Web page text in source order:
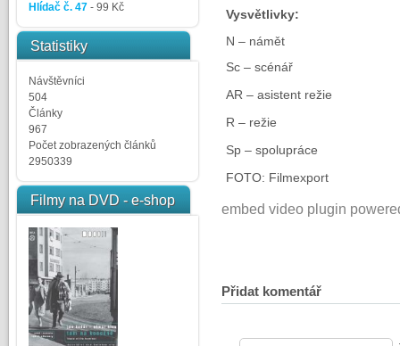
Hlídač č. 47- 99 Kč
Statistiky
Návštěvníci
504
Články
967
Počet zobrazených článků
2950339
Filmy na DVD - e-shop
Vysvětlivky:
N – námět
Sc – scénář
AR – asistent režie
R – režie
Sp – spolupráce
FOTO: Filmexport
embed video plugin
Přidat komentář